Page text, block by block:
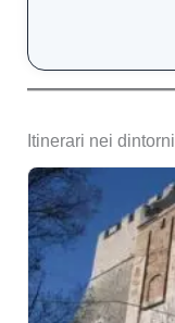
Itinerari nei dintorni